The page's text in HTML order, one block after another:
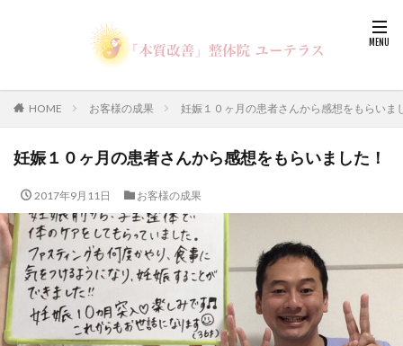
HOME お客様の成果 妊娠１０ヶ月の患者さんから感想をもらいま
妊娠１０ヶ月の患者さんから感想をもらいました！
2017年9月11日 お客様の成果